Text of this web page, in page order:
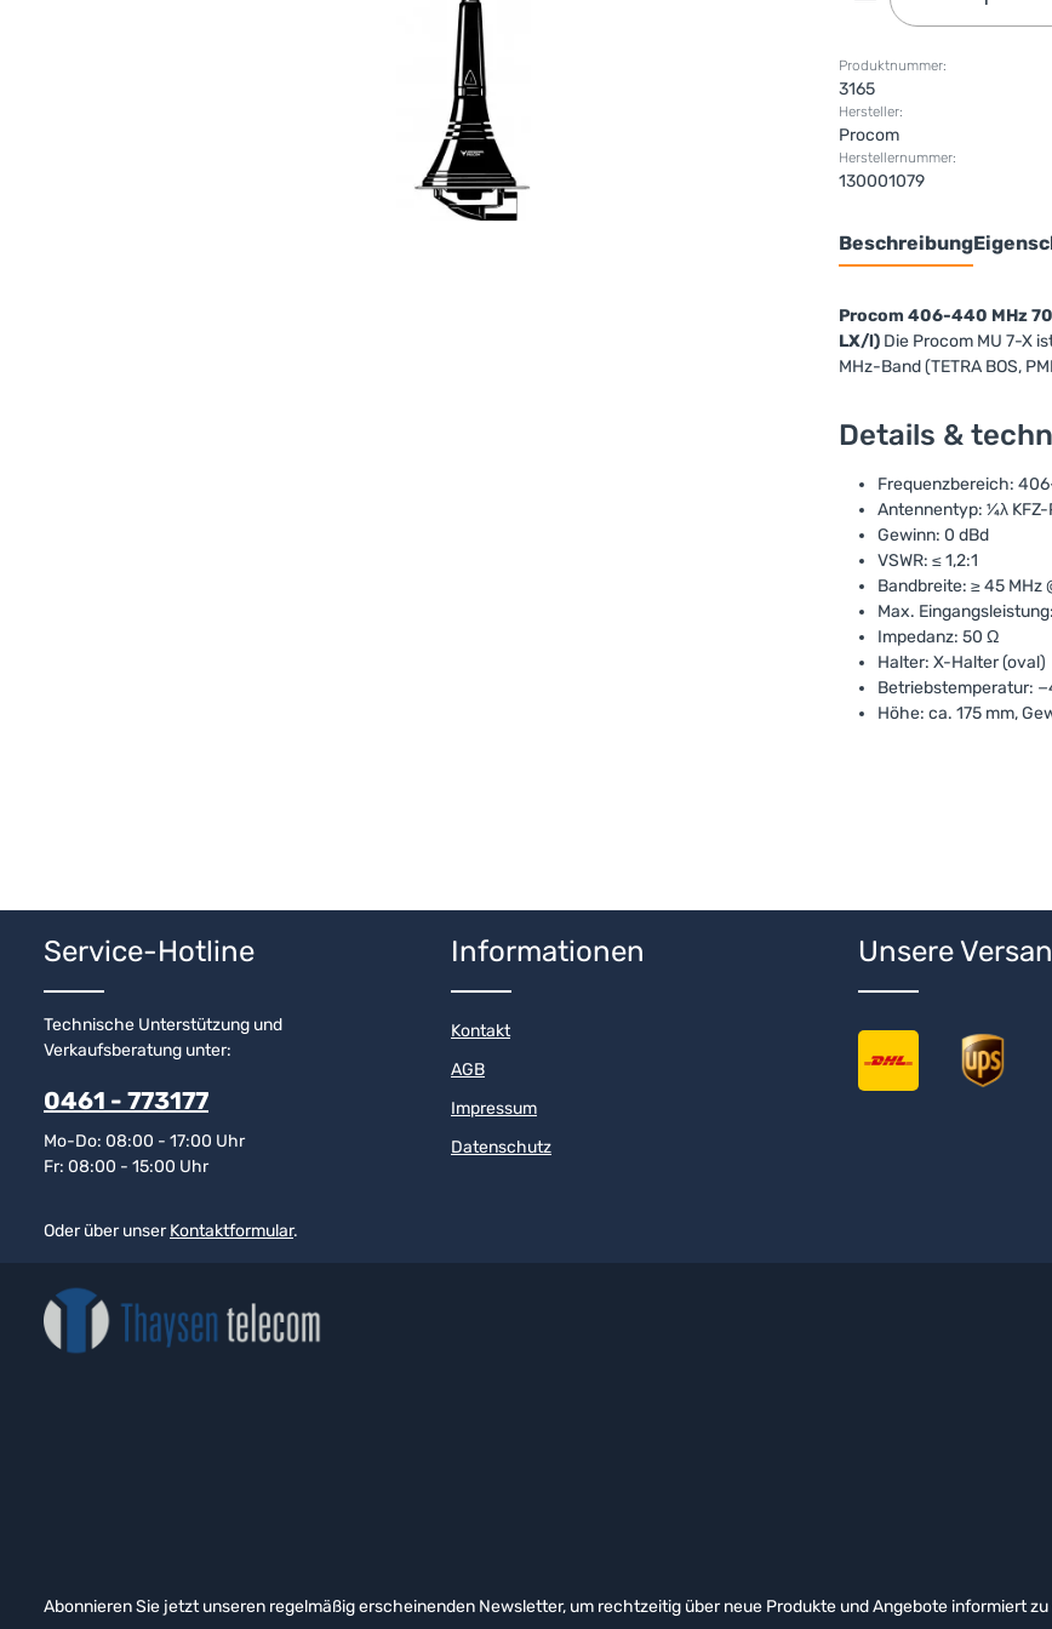
Produktnummer:
3165
Hersteller:
Procom
Herstellernummer:
130001079
Beschreibung
Procom 406-440 MHz
LX/l) Die Procom MU 7-X
MHz-Band (TETRA BOS,
Details &
Frequenzbereich:
Antennentyp: ¼λ
Gewinn: 0 dBd
VSWR: ≤ 1,2:1
Bandbreite: ≥ 45 MHz
Max.
Impedanz: 50 Ω
Halter: X-Halter (oval)
Betriebstemperatur:
Höhe: ca. 175 mm,
Service-Hotline
Technische Unterstützung und
Verkaufsberatung unter:
0461 - 773177
Mo-Do: 08:00 - 17:00 Uhr
Fr: 08:00 - 15:00 Uhr
Oder über unserKontaktformular.
Informationen
Kontakt
AGB
Impressum
Datenschutz
Unsere
Abonnieren Sie jetzt unseren regelmäßig erscheinenden Newsletter, um rechtzeitig über neue Produkte und Angebote informiert